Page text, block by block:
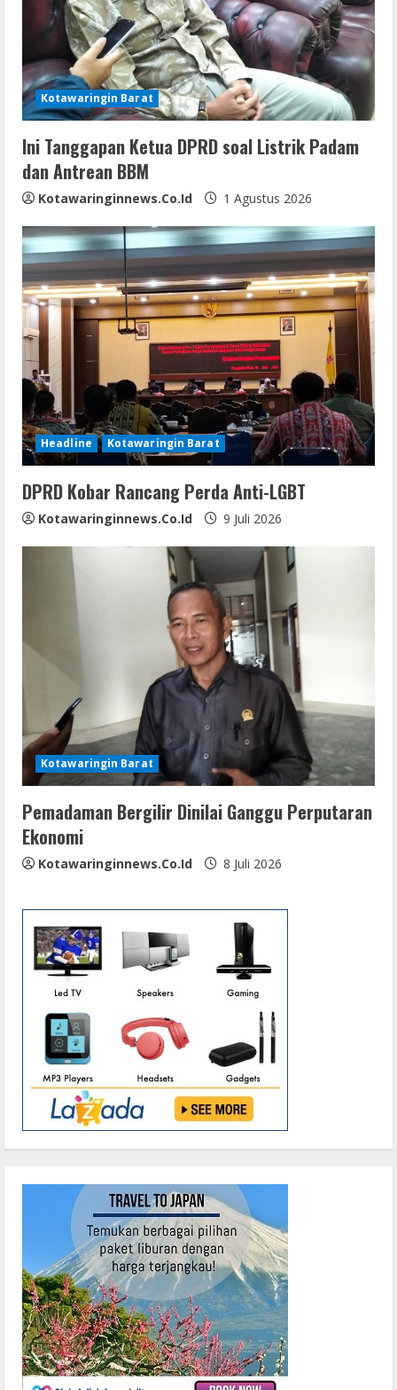
d
i
n
g
Kotawaringin Barat
Ini Tanggapan Ketua DPRD soal Listrik Padam
dan Antrean BBM
Kotawaringinnews.co.id 1 Agustus 2026
Headline Kotawaringin Barat
DPRD Kobar Rancang Perda Anti-LGBT
Kotawaringinnews.co.id 9 Juli 2026
Kotawaringin Barat
Pemadaman Bergilir Dinilai Ganggu Perputaran
Ekonomi
Kotawaringinnews.co.id 8 Juli 2026